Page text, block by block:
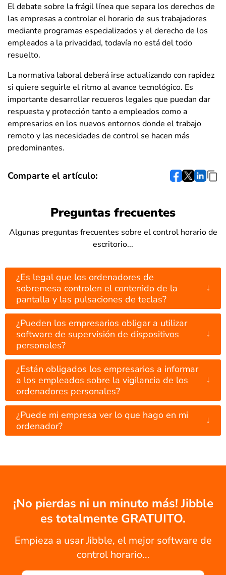
El debate sobre la frágil línea que separa los derechos de
las empresas a controlar el horario de sus trabajadores
mediante programas especializados y el derecho de los
empleados a la privacidad, todavía no está del todo
resuelto.
La normativa laboral deberá irse actualizando con rapidez
si quiere seguirle el ritmo al avance tecnológico. Es
importante desarrollar recueros legales que puedan dar
respuesta y protección tanto a empleados como a
empresarios en los nuevos entornos donde el trabajo
remoto y las necesidades de control se hacen más
predominantes.
Comparte el artículo:
Preguntas frecuentes
Algunas preguntas frecuentes sobre el control horario de
escritorio...
¿Es legal que los ordenadores de
sobremesa controlen el contenido de la
pantalla y las pulsaciones de teclas?
↓
¿Pueden los empresarios obligar a utilizar
software de supervisión de dispositivos
personales?
↓
¿Están obligados los empresarios a informar
a los empleados sobre la vigilancia de los
ordenadores personales?
↓
¿Puede mi empresa ver lo que hago en mi
ordenador?
↓
¡No pierdas ni un minuto más! Jibble
es totalmente GRATUITO.
Empieza a usar Jibble, el mejor software de
control horario...